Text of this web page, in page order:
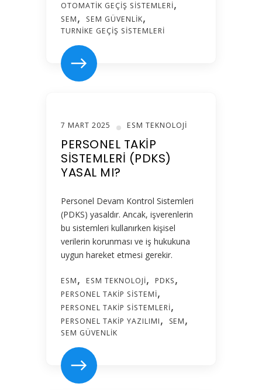
OTOMATIK GEÇIŞ SISTEMLERI
SEM
SEM GÜVENLIK
TURNIKE GEÇIŞ SISTEMLERI
7 MART 2025 ESM TEKNOLOJI
PERSONEL TAKIP
SISTEMLERI (PDKS)
YASAL MI?
Personel Devam Kontrol Sistemleri
(PDKS) yasaldır. Ancak, işverenlerin
bu sistemleri kullanırken kişisel
verilerin korunması ve iş hukukuna
uygun hareket etmesi gerekir.
ESM ESM TEKNOLOJI
PDKS
PERSONEL TAKIP SISTEMI
PERSONEL TAKIP SISTEMLERI
PERSONEL TAKIP YAZILIMI
SEM
SEM GÜVENLIK